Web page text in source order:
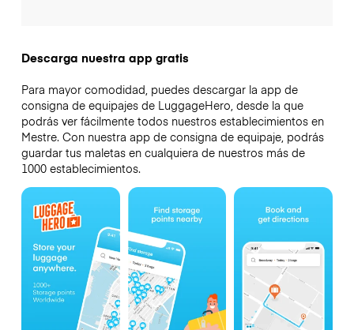
Descarga nuestra app gratis
Para mayor comodidad, puedes descargar la app de
consigna de equipajes de LuggageHero, desde la que
podrás ver fácilmente todos nuestros establecimientos en
Mestre. Con nuestra app de consigna de equipaje, podrás
guardar tus maletas en cualquiera de nuestros más de
1000 establecimientos.